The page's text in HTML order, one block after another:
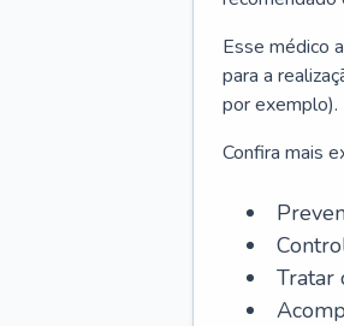
Esse médico
para a
por exemplo).
Confira mais
Tratar